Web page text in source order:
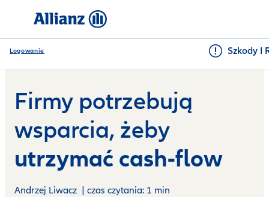
Logowanie Szkody I
Firmy potrzebują
wsparcia, żeby
utrzymać cash-flow
Andrzej Liwacz | czas czytania: 1 min